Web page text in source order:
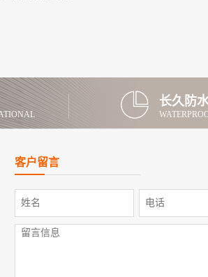
长久防
客户留言